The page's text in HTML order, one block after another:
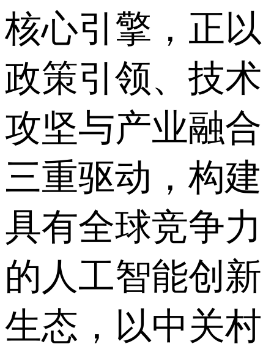
核心引擎，正以
政策引领、技术
攻坚与产业融合
三重驱动，构建
具有全球竞争力
的人工智能创新
生态，以中关村